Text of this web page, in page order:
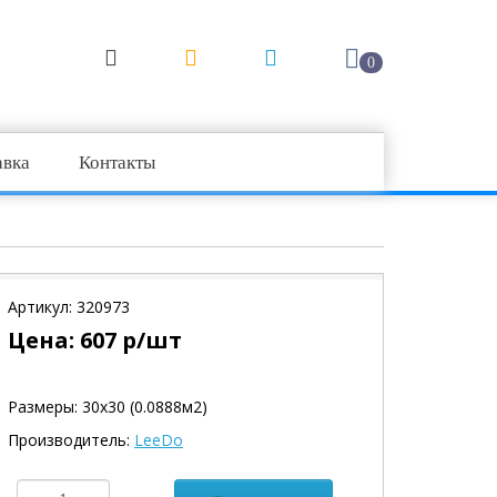
0
Контакты
Артикул: 320973
Цена: 607 р/шт
Размеры: 30х30 (0.0888м2)
Производитель: LeeDo